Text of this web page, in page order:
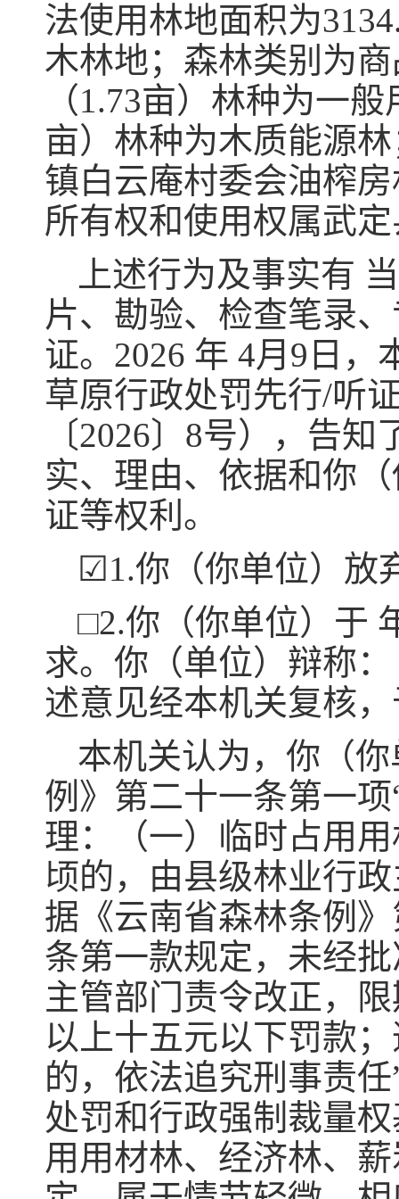
法使用林地面积为
木林地；森林类别为
（1.73亩）林种为一
亩）林种为木质能源
镇白云庵村委会油榨
所有权和使用权属武
上述行为及事实有
片、勘验、检查笔录
证。2026 年 4月9日
草原行政处罚先行/听
〔2026〕8号），告
实、理由、依据和你
证等权利。
☑1.你（你单位）放
□2.你（你单位）于
求。你（单位）辩称
述意见经本机关复核
本机关认为，你（
例》第二十一条第一
理：（一）临时占用
顷的，由县级林业行
据《云南省森林条例
条第一款规定，未经
主管部门责令改正，
以上十五元以下罚款
的，依法追究刑事责
处罚和行政强制裁量
用用材林、经济林、